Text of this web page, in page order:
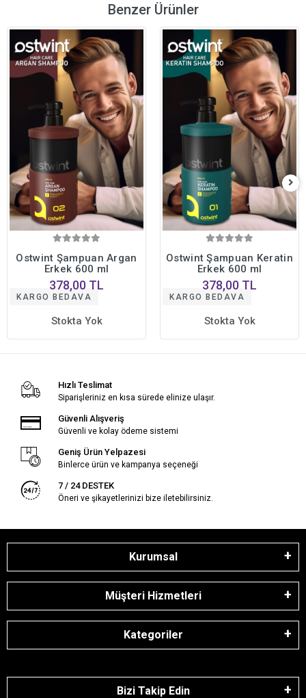
Benzer Ürünler
Ostwint Şampuan Argan
Erkek 600 ml
378,00 TL
KARGO BEDAVA
Stokta Yok
Ostwint Şampuan Keratin
Erkek 600 ml
378,00 TL
KARGO BEDAVA
Stokta Yok
Hızlı Teslimat
Siparişleriniz en kısa sürede elinize ulaşır.
Güvenli Alışveriş
Güvenli ve kolay ödeme sistemi
Geniş Ürün Yelpazesi
Binlerce ürün ve kampanya seçeneği
7 / 24 DESTEK
Öneri ve şikayetlerinizi bize iletebilirsiniz.
Kurumsal
Müşteri Hizmetleri
Kategoriler
Bizi Takip Edin